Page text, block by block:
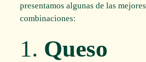
presentamos algunas de las mejores
combinaciones:
1. Queso